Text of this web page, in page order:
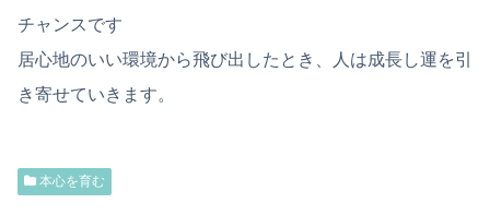
チャンスです
居心地のいい環境から飛び出したとき、人は成長し運を引
き寄せていきます。
本心を育む